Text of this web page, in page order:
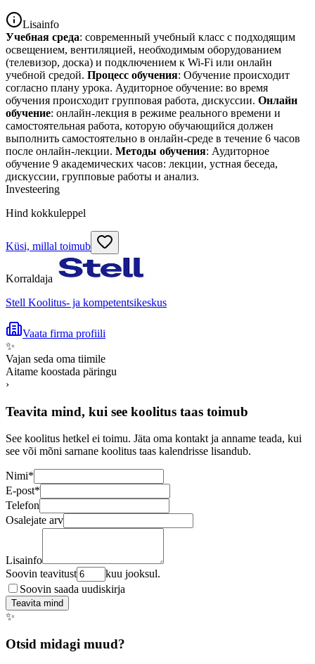
Lisainfo
Учебная среда: современный учебный класс с подходящим
освещением, вентиляцией, необходимым оборудованием
(телевизор, доска) и подключением к Wi-Fi или онлайн
учебной средой. Процесс обучения: Обучение происходит
согласно плану урока. Аудиторное обучение: во время
обучения происходит групповая работа, дискуссии. Онлайн
обучение: онлайн-лекция в режиме реального времени и
самостоятельная работа, которую обучающийся должен
выполнить самостоятельно в онлайн-среде в течение 6 часов
после онлайн-лекции. Методы обучения: Аудиторное
обучение 9 академических часов: лекции, устная беседа,
дискуссии, групповые работы и анализ.
Investeering
Hind kokkuleppel
Küsi, millal toimub
Korraldaja
Stell Koolitus- ja kompetentsikeskus
Vaata firma profiili
✨
Vajan seda oma tiimile
Aitame koostada päringu
›
Teavita mind, kui see koolitus taas toimub
See koolitus hetkel ei toimu. Jäta oma kontakt ja anname teada, kui
see või mõni sarnane koolitus taas kalendrisse lisandub.
Nimi*
E-post*
Telefon
Osalejate arv
Lisainfo
Soovin teavitust
kuu jooksul.
Soovin saada uudiskirja
Teavita mind
✨
Otsid midagi muud?